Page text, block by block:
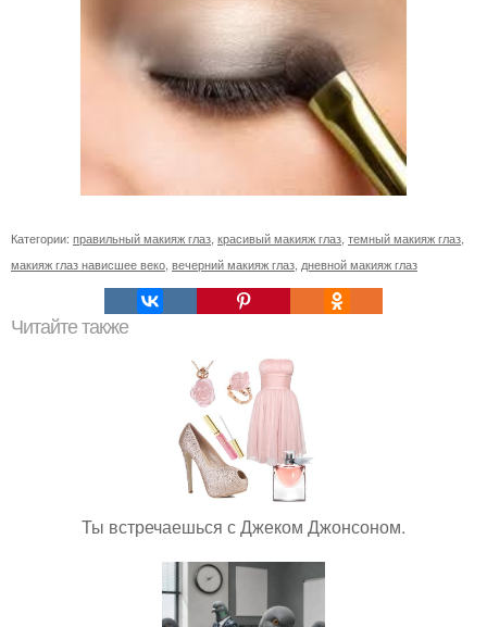
Категории: правильный макияж глаз, красивый макияж глаз, темный макияж глаз,
макияж глаз нависшее веко, вечерний макияж глаз, дневной макияж глаз
Читайте также
Ты встречаешься с Джеком Джонсоном.